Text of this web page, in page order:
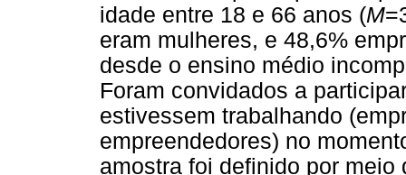
idade entre 18 e 66 anos (M
eram mulheres, e 48,6%
desde o ensino médio
Foram convidados a
estivessem trabalhando
empreendedores) no
amostra foi definido por